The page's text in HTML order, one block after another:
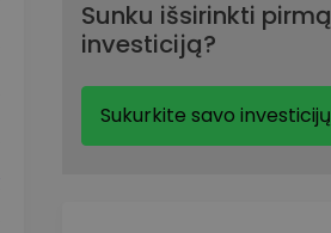
Sunku išsirinkti
investiciją?
Sukurkite savo